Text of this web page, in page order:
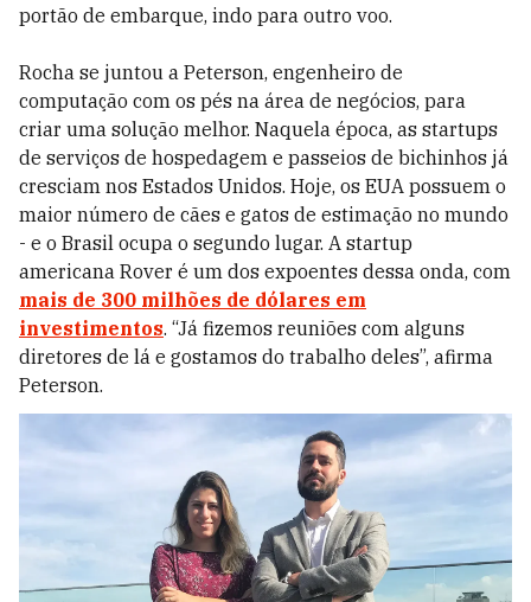
portão de embarque, indo para outro voo.
Rocha se juntou a Peterson, engenheiro de
computação com os pés na área de negócios, para
criar uma solução melhor. Naquela época, as startups
de serviços de hospedagem e passeios de bichinhos já
cresciam nos Estados Unidos. Hoje, os EUA possuem o
maior número de cães e gatos de estimação no mundo
- e o Brasil ocupa o segundo lugar. A startup
americana Rover é um dos expoentes dessa onda, com
mais de 300 milhões de dólares em
investimentos. “Já fizemos reuniões com alguns
diretores de lá e gostamos do trabalho deles”, afirma
Peterson.